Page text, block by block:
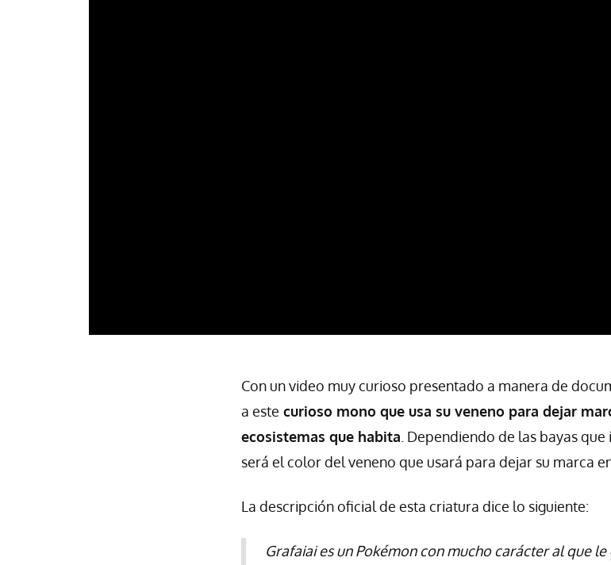
Con un video muy curioso presentado a manera de
a este curioso mono que usa su veneno para dejar
ecosistemas que habita . Dependiendo de las bayas
será el color del veneno que usará para dejar su marca
La descripción oficial de esta criatura dice lo siguiente:
Grafaiai es un Pokémon con mucho carácter al que